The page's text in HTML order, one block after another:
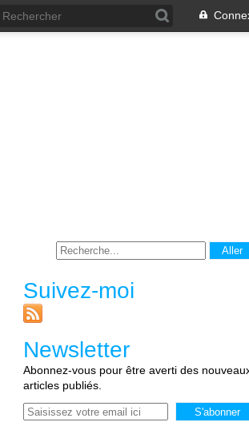
Suivez-moi
Newsletter
Abonnez-vous pour être averti des
articles publiés.
Email